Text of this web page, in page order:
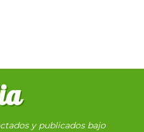
y publicados bajo